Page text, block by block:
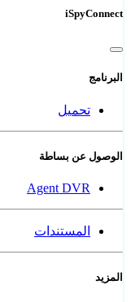
iSpyConnect
البرنامج
تحميل
الوصول عن بساطة
Agent DVR
المستندات
المزيد